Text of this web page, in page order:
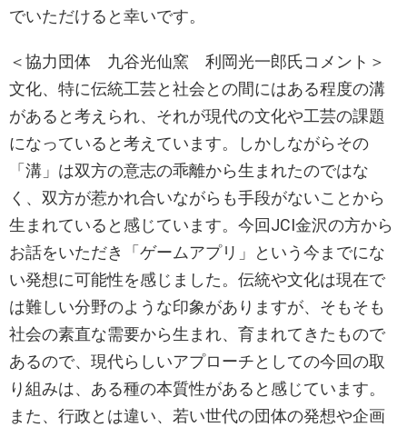
でいただけると幸いです。
＜協力団体 九谷光仙窯 利岡光一郎氏コメント＞
文化、特に伝統工芸と社会との間にはある程度の溝
があると考えられ、それが現代の文化や工芸の課題
になっていると考えています。しかしながらその
「溝」は双方の意志の乖離から生まれたのではな
く、双方が惹かれ合いながらも手段がないことから
生まれていると感じています。今回JCI金沢の方から
お話をいただき「ゲームアプリ」という今までにな
い発想に可能性を感じました。伝統や文化は現在で
は難しい分野のような印象がありますが、そもそも
社会の素直な需要から生まれ、育まれてきたもので
あるので、現代らしいアプローチとしての今回の取
り組みは、ある種の本質性があると感じています。
また、行政とは違い、若い世代の団体の発想や企画